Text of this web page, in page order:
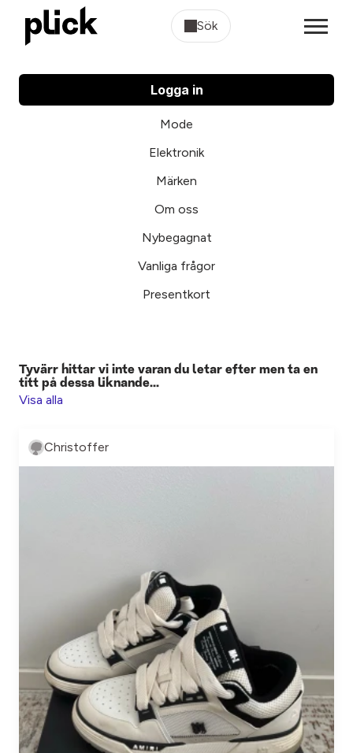
Sök
Logga in
Mode
Elektronik
Märken
Om oss
Nybegagnat
Vanliga frågor
Presentkort
Tyvärr hittar vi inte varan du letar efter men ta en
titt på dessa liknande...
Visa alla
Christoffer